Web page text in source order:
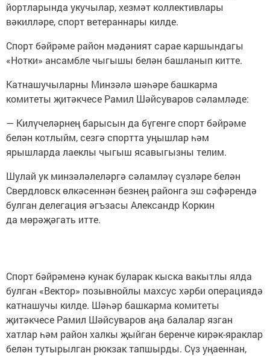
йортларында укучылар, хезмәт коллективлары
вәкилләре, спорт ветераннары килде.
Спорт бәйрәме район мәдәният сарае каршындагы
«Нотки» ансамбле чыгышы белән башланып китте.
Катнашучыларны Минзәлә шәһәре башкарма
комитеты җитәкчесе Рамил Шәйсуваров сәламләде:
— Килүчеләрнең барысын да бүгенге спорт бәйрәме
белән котлыйм, сезгә спортта уңышлар һәм
ярышларда лаеклы чыгыш ясавыгызны телим.
Шулай ук минзәләлеләргә сәламләү сүзләре белән
Свердловск өлкәсеннән безнең районга эш сәфәрендә
булган делегация әгъзасы Александр Коркин
да мөрәҗәгать итте.
Спорт бәйрәменә кунак буларак кыска вакытлы ялда
булган «Вектор» позывнойлы махсус хәрби операциядә
катнашучы килде. Шәһәр башкарма комитеты
җитәкчесе Рамил Шәйсуваров аңа балалар язган
хатлар һәм район халкы җыйган беренче кирәк-яраклар
белән тутырылган рюкзак тапшырды. Сүз уңаеннан,